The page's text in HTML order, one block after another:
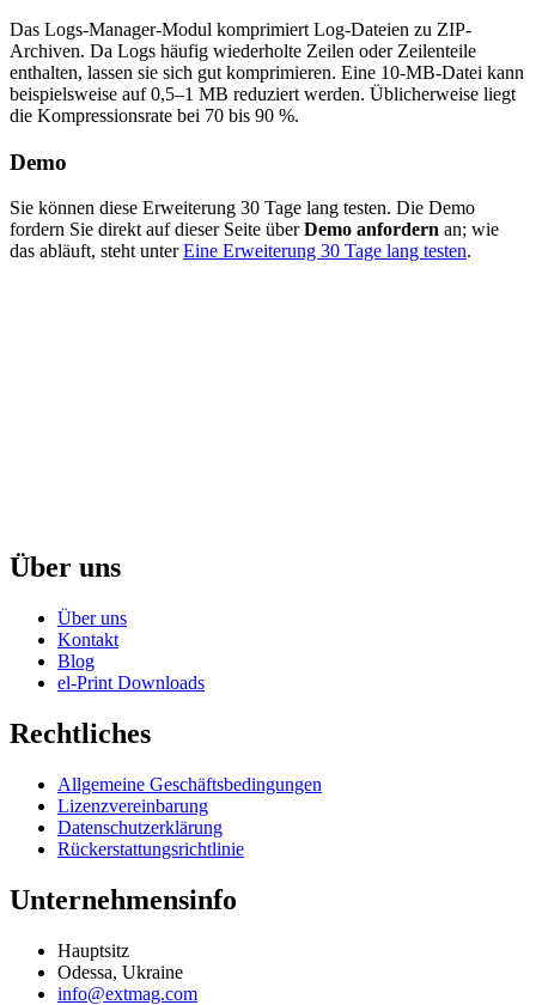
Das Logs-Manager-Modul komprimiert Log-Dateien zu ZIP-
Archiven. Da Logs häufig wiederholte Zeilen oder Zeilenteile
enthalten, lassen sie sich gut komprimieren. Eine 10-MB-Datei kann
beispielsweise auf 0,5–1 MB reduziert werden. Üblicherweise liegt
die Kompressionsrate bei 70 bis 90 %.
Demo
Sie können diese Erweiterung 30 Tage lang testen. Die Demo
fordern Sie direkt auf dieser Seite überDemo anfordern an; wie
das abläuft, steht unterEine Erweiterung 30 Tage lang testen.
Über uns
Über uns
Kontakt
Blog
el-Print Downloads
Rechtliches
Allgemeine Geschäftsbedingungen
Lizenzvereinbarung
Datenschutzerklärung
Rückerstattungsrichtlinie
Unternehmensinfo
Hauptsitz
Odessa, Ukraine
info@extmag.com